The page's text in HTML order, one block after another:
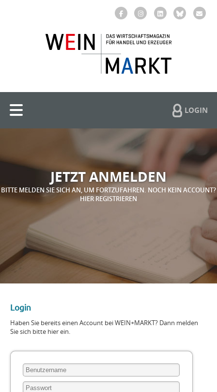
LOGIN
JETZT ANMELDEN
BITTE MELDEN SIE SICH AN, UM FORTZUFAHREN. NOCH KEIN ACCOUNT?
HIER REGISTRIEREN
Login
Haben Sie bereits einen Account bei WEIN+MARKT? Dann melden
Sie sich bitte hier ein.